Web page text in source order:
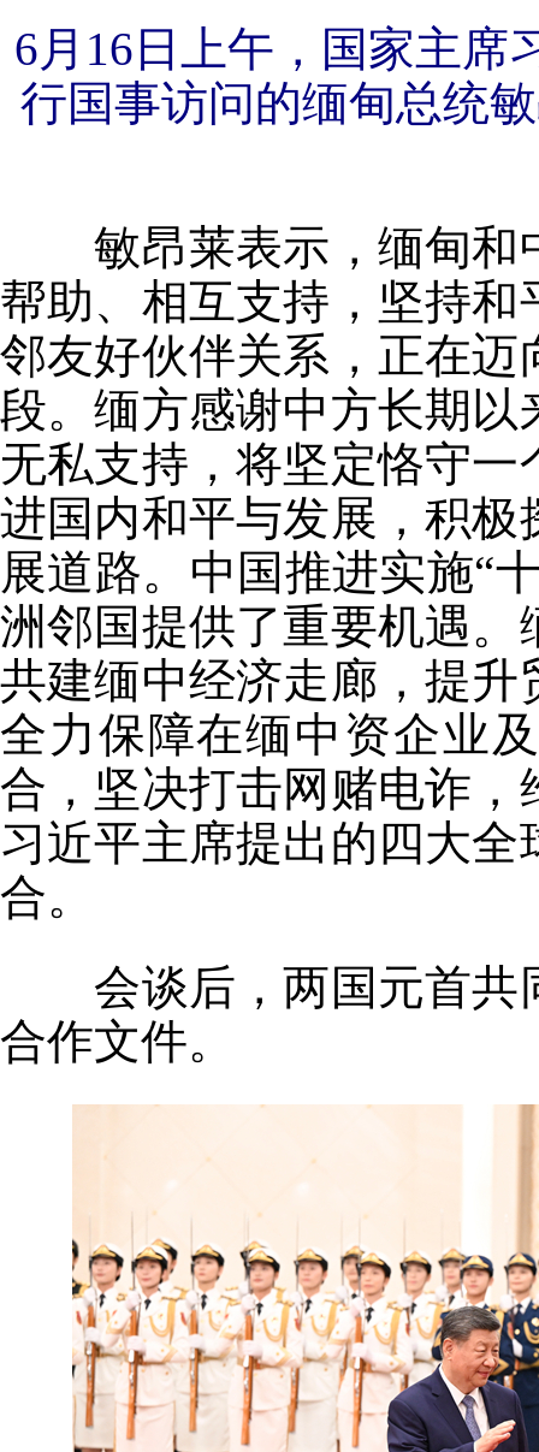
6月16日上午，国家主席
行国事访问的缅甸总统
敏昂莱表示，缅甸和
帮助、相互支持，坚持
邻友好伙伴关系，正在
段。缅方感谢中方长期
无私支持，将坚定恪守
进国内和平与发展，积
展道路。中国推进实施“
洲邻国提供了重要机遇
共建缅中经济走廊，提
全力保障在缅中资企业
合，坚决打击网赌电诈
习近平主席提出的四大
合。
会谈后，两国元首共
合作文件。